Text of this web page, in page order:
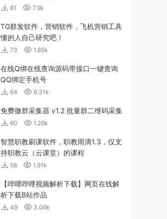
81 7.9k
TG群发软件，营销软件，飞机营销工具
懂的人自己研究吧！
73 1.85k
在线Q绑在线查询源码带接口一键查询
QQ绑定手机号
64 9.31k
免费微群采集器 v1.2 批量群二维码采集
60 1.26k
智慧职教刷课软件，职教雨滴1.3，仅支
持职教云（云课堂）的课程
58 1.91k
【哔哩哔哩视频解析下载】网页在线解
析下载B站作品
49 3.06k